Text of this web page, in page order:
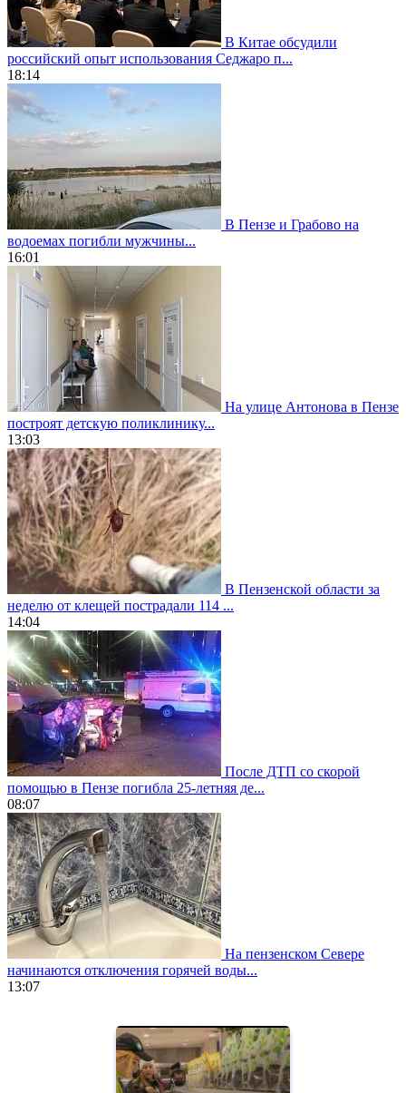
В Китае обсудили
российский опыт использования Седжаро п...
18:14
В Пензе и Грабово на
водоемах погибли мужчины...
16:01
На улице Антонова в Пензе
построят детскую поликлинику...
13:03
В Пензенской области за
неделю от клещей пострадали 114 ...
14:04
После ДТП со скорой
помощью в Пензе погибла 25-летняя де...
08:07
На пензенском Севере
начинаются отключения горячей воды...
13:07